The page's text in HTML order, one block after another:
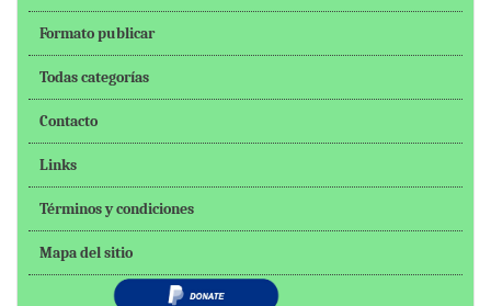
Formato publicar
Todas categorías
Contacto
Links
Términos y condiciones
Mapa del sitio